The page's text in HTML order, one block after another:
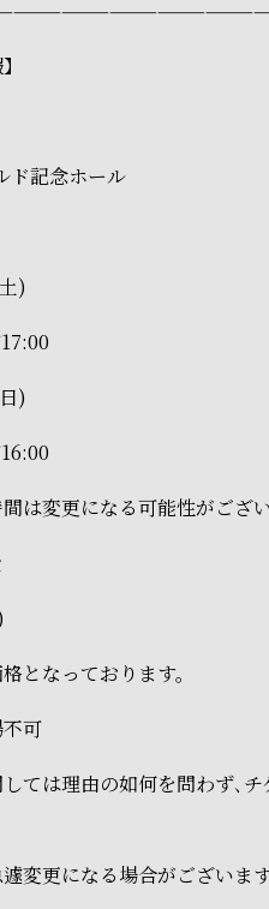
ド記念ホール
)
)
は変更になる可能性がござい
となっております。
不可
しては理由の如何を問わず､
変更になる場合がございます